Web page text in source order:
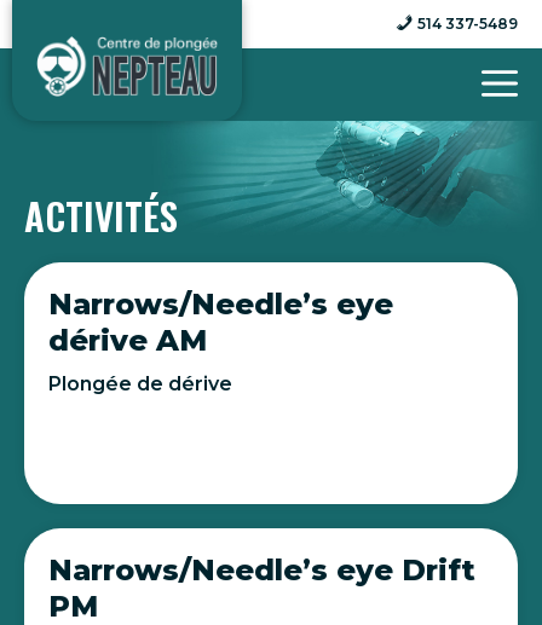
contenu
514 337-5489
ACTIVITÉS
Narrows/Needle’s eye
dérive AM
Plongée de dérive
Narrows/Needle’s eye Drift
PM